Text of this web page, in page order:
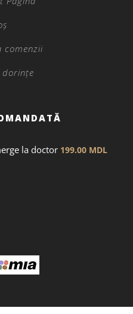
comenzii
dorințe
la doctor 199.00 MDL